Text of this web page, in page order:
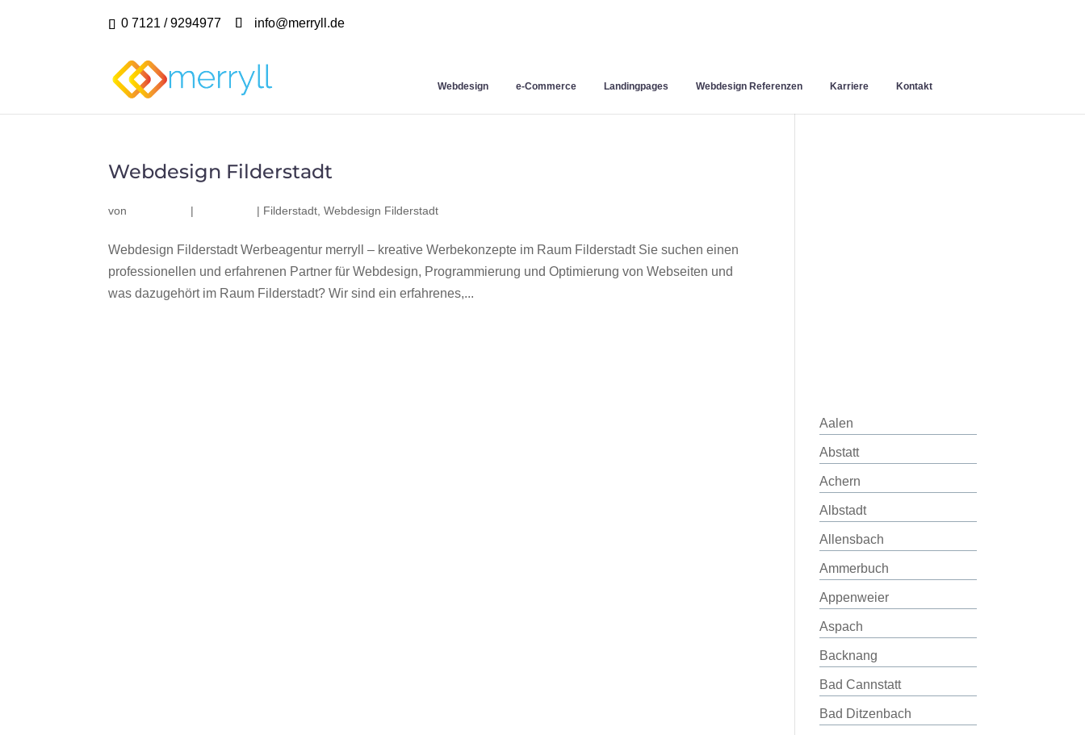
0 7121 / 9294977 info@merryll.de
Webdesign e-Commerce Landingpages Webdesign Referenzen Karriere Kontakt
Webdesign Filderstadt
von | | Filderstadt ,Webdesign Filderstadt
Webdesign Filderstadt Werbeagentur merryll – kreative Werbekonzepte im Raum Filderstadt Sie suchen einen
professionellen und erfahrenen Partner für Webdesign, Programmierung und Optimierung von Webseiten und
was dazugehört im Raum Filderstadt? Wir sind ein erfahrenes,...
Aalen
Abstatt
Achern
Albstadt
Allensbach
Ammerbuch
Appenweier
Aspach
Backnang
Bad Cannstatt
Bad Ditzenbach